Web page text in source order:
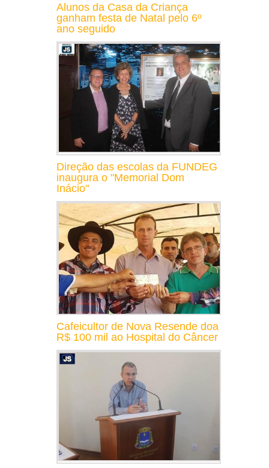
Alunos da Casa da Criança
ganham festa de Natal pelo 6º
ano seguido
Direção das escolas da FUNDEG
inaugura o "Memorial Dom
Inácio"
Cafeicultor de Nova Resende doa
R$ 100 mil ao Hospital do Câncer